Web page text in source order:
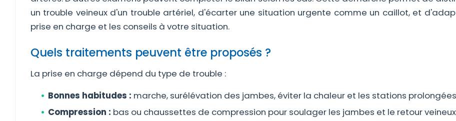
un trouble veineux d'un trouble artériel, d'écarter une situation urgente comme un caillot, et
prise en charge et les conseils à votre situation.
Quels traitements peuvent être proposés ?
La prise en charge dépend du type de trouble :
Bonnes habitudes : marche, surélévation des jambes, éviter la chaleur et les stations
Compression : bas ou chaussettes de compression pour soulager les jambes et le retour